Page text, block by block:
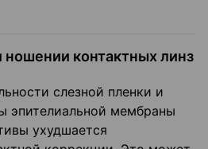
контактных линз
слезной пленки и
эпителиальной мембраны
ухудшается